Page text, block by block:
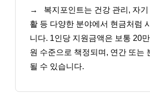
→
복지포인트는 건강 관리, 자
활 등 다양한 분야에서 현금처럼
니다. 1인당 지원금액은 보통 20
원 수준으로 책정되며, 연간 또는
될 수 있습니다.